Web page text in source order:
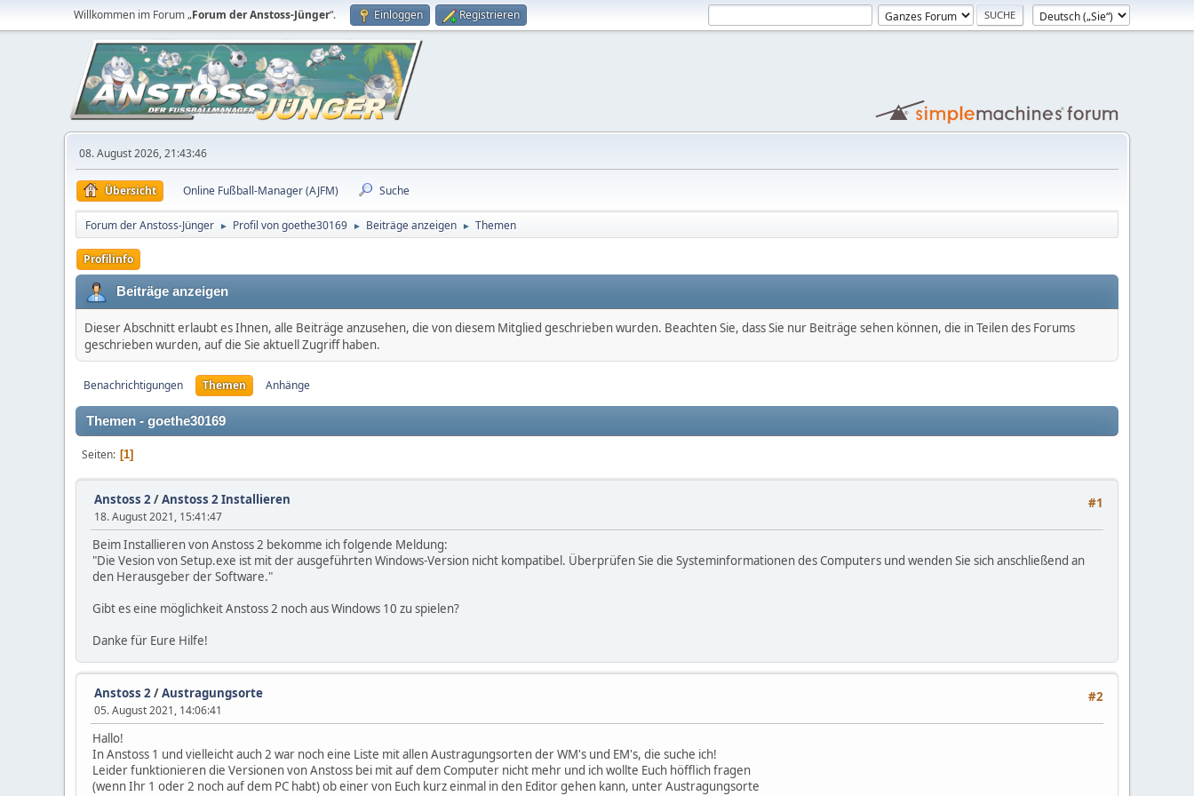
Willkommen im Forum „Forum der Anstoss-Jünger“. Einloggen Registrieren
08. August 2026, 21:43:46
Übersicht Online Fußball-Manager (AJFM) Suche
Forum der Anstoss-Jünger ► Profil von goethe30169 ► Beiträge anzeigen ► Themen
Profilinfo
Beiträge anzeigen
Dieser Abschnitt erlaubt es Ihnen, alle Beiträge anzusehen, die von diesem Mitglied geschrieben wurden. Beachten Sie, dass Sie nur Beiträge sehen können, die in Teilen des Forums
geschrieben wurden, auf die Sie aktuell Zugriff haben.
Benachrichtigungen Themen Anhänge
Themen - goethe30169
Seiten 1
#1
Anstoss 2/Anstoss 2 Installieren
18. August 2021, 15:41:47
Beim Installieren von Anstoss 2 bekomme ich folgende Meldung:
"Die Vesion von Setup.exe ist mit der ausgeführten Windows-Version nicht kompatibel. Überprüfen Sie die Systeminformationen des Computers und wenden Sie sich anschließend an
den Herausgeber der Software."
Gibt es eine möglichkeit Anstoss 2 noch aus Windows 10 zu spielen?
Danke für Eure Hilfe!
#2
Anstoss 2/Austragungsorte
05. August 2021, 14:06:41
Hallo!
In Anstoss 1 und vielleicht auch 2 war noch eine Liste mit allen Austragungsorten der WM's und EM's, die suche ich!
Leider funktionieren die Versionen von Anstoss bei mit auf dem Computer nicht mehr und ich wollte Euch höfflich fragen
(wenn Ihr 1 oder 2 noch auf dem PC habt) ob einer von Euch kurz einmal in den Editor gehen kann, unter Austragungsorte